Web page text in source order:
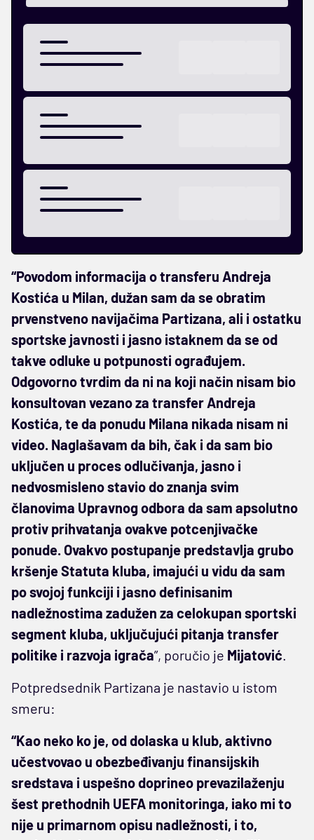
“Povodom informacija o transferu Andreja
Kostića u Milan, dužan sam da se obratim
prvenstveno navijačima Partizana, ali i ostatku
sportske javnosti i jasno istaknem da se od
takve odluke u potpunosti ograđujem.
Odgovorno tvrdim da ni na koji način nisam bio
konsultovan vezano za transfer Andreja
Kostića, te da ponudu Milana nikada nisam ni
video. Naglašavam da bih, čak i da sam bio
uključen u proces odlučivanja, jasno i
nedvosmisleno stavio do znanja svim
članovima Upravnog odbora da sam apsolutno
protiv prihvatanja ovakve potcenjivačke
ponude. Ovakvo postupanje predstavlja grubo
kršenje Statuta kluba, imajući u vidu da sam
po svojoj funkciji i jasno definisanim
nadležnostima zadužen za celokupan sportski
segment kluba, uključujući pitanja transfer
politike i razvoja igrača”, poručio je Mijatović.
Potpredsednik Partizana je nastavio u istom
smeru:
“Kao neko ko je, od dolaska u klub, aktivno
učestvovao u obezbeđivanju finansijskih
sredstava i uspešno doprineo prevazilaženju
šest prethodnih UEFA monitoringa, iako mi to
nije u primarnom opisu nadležnosti, i to,